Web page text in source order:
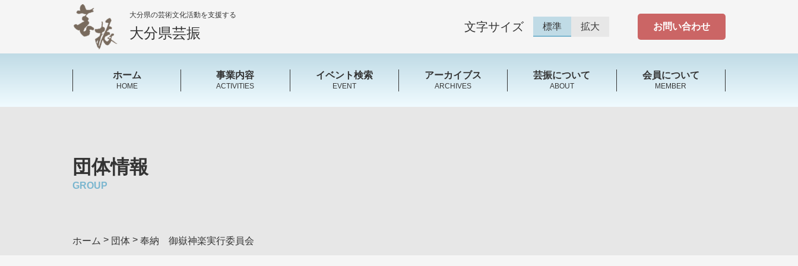
大分県の芸術文化活動を支援する
大分県芸振 文字サイズ 標準 拡大 お問い合わせ
ホーム
HOME
事業内容
ACTIVITIES
イベント検索
EVENT
アーカイブス
ARCHIVES
芸振について
ABOUT
会員について
MEMBER
団体情報
GROUP
ホーム > 団体 > 奉納 御嶽神楽実行委員会